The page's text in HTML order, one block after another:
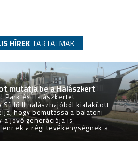
HÍREK TARTALMAK
mutatja be a Halászkert
Park és Halászkertet
Süllő II halászhajóból kialakított
hogy bemutassa a balatoni
a jövő generációja is
a régi tevékenységnek a